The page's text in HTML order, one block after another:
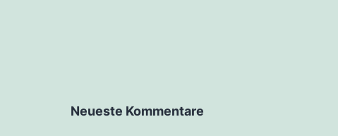
Neueste Kommentare